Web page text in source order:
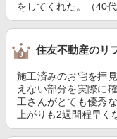
をしてくれた。（40代
住友不動産のリ
施工済みのお宅を拝
えない部分を実際に
工さんがとても優秀
上がりも2週間程早く